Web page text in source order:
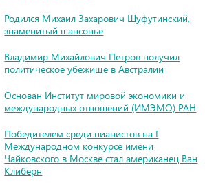
Родился Михаил Захарович Шуфутинский,
знаменитый шансонье
Владимир Михайлович Петров получил
политическое убежище в Австралии
Основан Институт мировой экономики и
международных отношений (ИМЭМО) РАН
Победителем среди пианистов на I
Международном конкурсе имени
Чайковского в Москве стал американец Ван
Клиберн